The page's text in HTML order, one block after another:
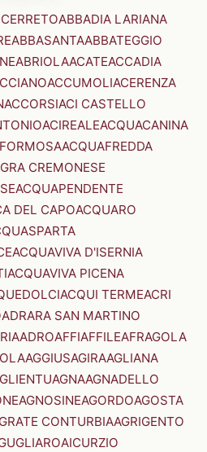
ABBADIA LARIANA
ABBASANTAABBATEGGIO
ABRIOLAACATEACCADIA
ACCUMOLIACERENZA
ACI CASTELLO
ACIREALEACQUACANINA
ACQUAFREDDA
CREMONESE
ACQUAPENDENTE
DEL CAPOACQUARO
ACQUAVIVA D'ISERNIA
ACQUAVIVA PICENA
ACQUI TERMEACRI
ADRARA SAN MARTINO
ADROAFFIAFFILEAFRAGOLA
AGGIUSAGIRAAGLIANA
AGNAAGNADELLO
AGNOSINEAGORDOAGOSTA
CONTURBIAAGRIGENTO
AICURZIO